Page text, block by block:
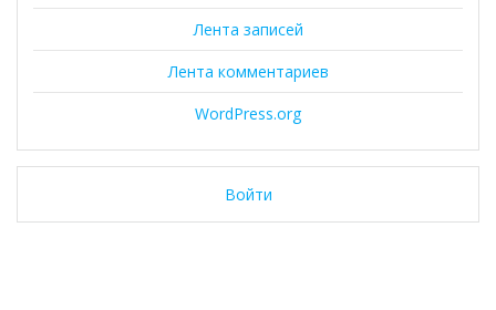
Лента записей
Лента комментариев
WordPress.org
Войти